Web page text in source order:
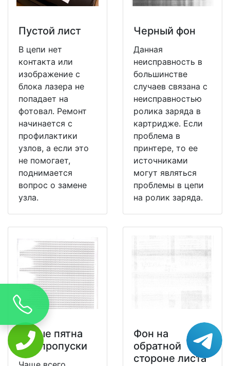
Пустой лист
В цепи нет
контакта или
изображение с
блока лазера не
попадает на
фотовал. Ремонт
начинается с
профилактики
узлов, а если это
не помогает,
поднимается
вопрос о замене
узла.
Черный фон
Данная
неисправность в
большинстве
случаев связана с
неисправностью
ролика заряда в
картридже. Если
проблема в
принтере, то ее
источниками
могут являться
проблемы в цепи
на ролик заряда.
Белые пятна
или пропуски
Фон на
обратной
стороне листа